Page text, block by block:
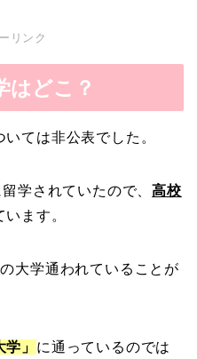
リンク
はどこ？
ては非公表でした。
学されていたので、高校
ます。
大学通われていることが
学」 に通っているのでは